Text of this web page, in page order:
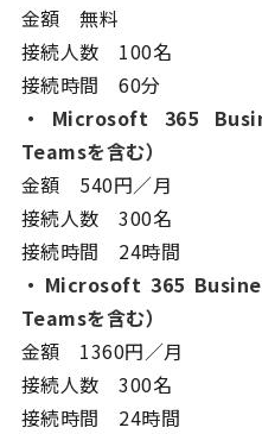
金額 無料
接続人数 100名
接続時間 60分
・Microsoft 365
Teamsを含む）
金額 540円／月
接続人数 300名
接続時間 24時間
・Microsoft 365
Teamsを含む）
金額 1360円／月
接続人数 300名
接続時間 24時間